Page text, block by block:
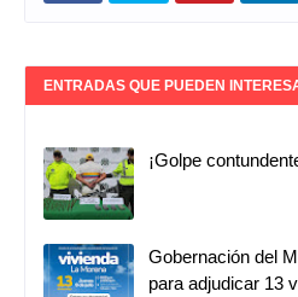
ENTRADAS QUE PUEDEN
¡Golpe
Gobernación del
para adjudicar 13